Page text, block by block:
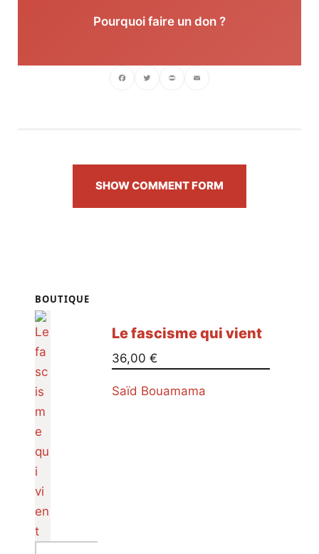
Pourquoi faire un don ?
SHOW COMMENT FORM
BOUTIQUE
Le fascisme qui vient
36,00 €
Saïd Bouamama